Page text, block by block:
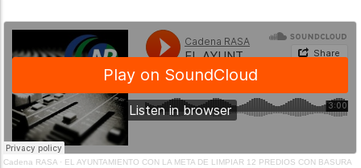
Cadena RASA · EL AYUNTAMIENTO CON LA META DE LIMPIAR 12 PREDIOS CON BASURA